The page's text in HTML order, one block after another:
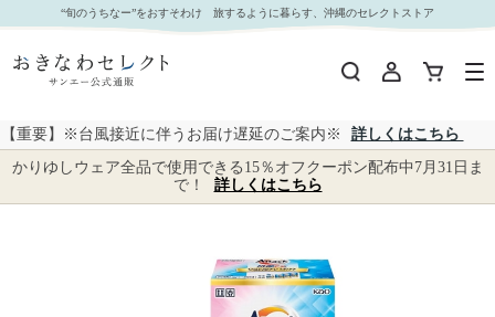
【 6105 】◇ 花王 アタック抗菌EXバラエティギフト｜おきなわセレクト サンエー公式通販
“旬のうちなー”をおすそわけ 旅するように暮らす、沖縄のセレクトストア
【重要】※台風接近に伴うお届け遅延のご案内※
詳しくはこちら
かりゆしウェア全品で使用できる15％オフクーポン配布中7月31日ま
で！
詳しくはこちら